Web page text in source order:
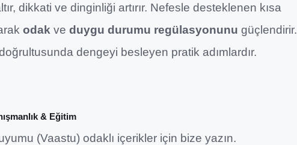
dikkati ve dinginliği artırır. Nefesle desteklenen kısa
odak ve duygu durumu regülasyonunu güçlendirir.
dengeyi besleyen pratik adımlardır.
& Eğitim
(Vaastu) odaklı içerikler için bize yazın.